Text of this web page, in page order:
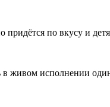
по вкусу и
живом исполнении